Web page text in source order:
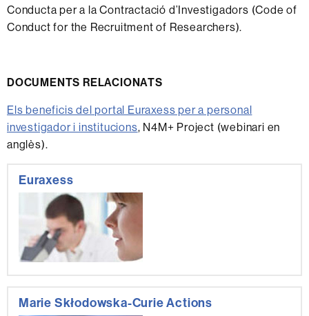
Conducta per a la Contractació d’Investigadors (Code of
Conduct for the Recruitment of Researchers).
DOCUMENTS RELACIONATS
Els beneficis del portal Euraxess per a personal
investigador i institucions, N4M+ Project (webinari en
anglès).
Informació
complementària
Euraxess
Marie Skłodowska-Curie Actions